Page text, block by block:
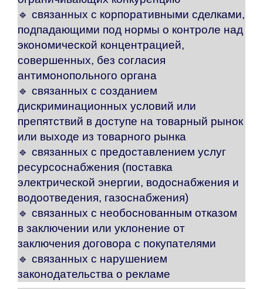
🔹 связанных с корпоративными сделками,
подпадающими под нормы о контроле над
экономической концентрацией,
совершенных, без согласия
антимонопольного органа
🔹 связанных с созданием
дискриминационных условий или
препятствий в доступе на товарный рынок
или выходе из товарного рынка
🔹 связанных с предоставлением услуг
ресурсоснабжения (поставка
электрической энергии, водоснабжения и
водоотведения, газоснабжения)
🔹 связанных с необоснованным отказом
в заключении или уклонение от
заключения договора с покупателями
🔹 связанных с нарушением
законодательства о рекламе